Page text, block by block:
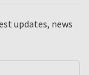
updates, news